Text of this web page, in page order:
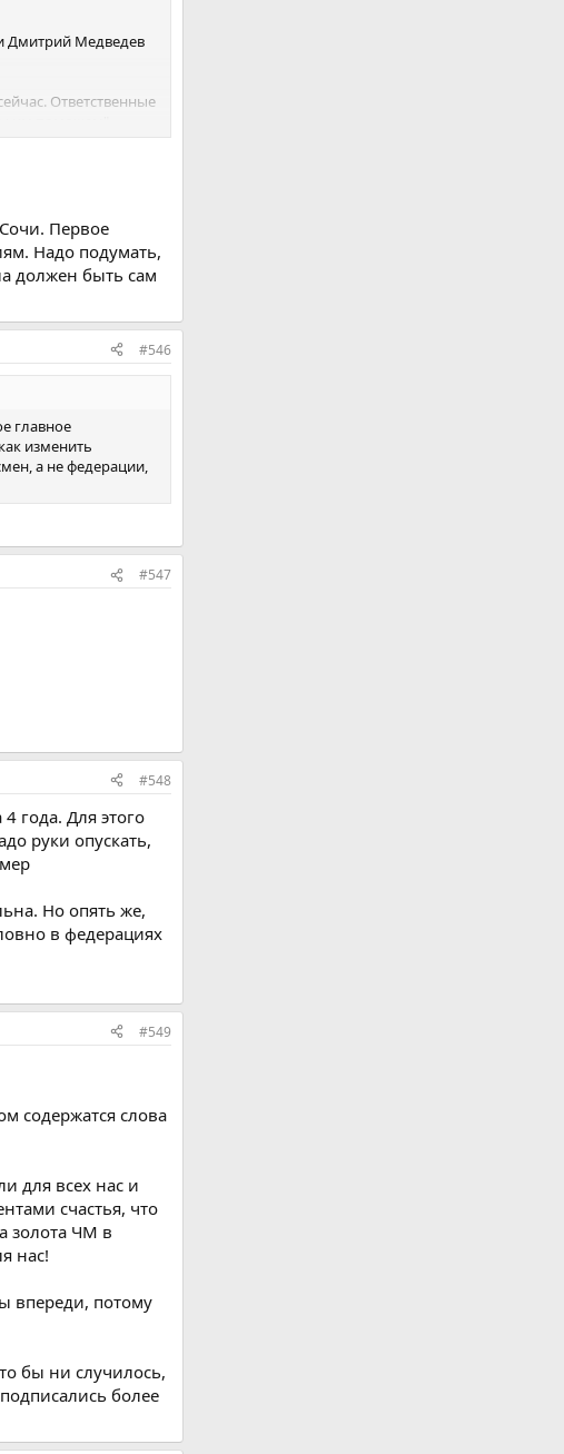
Дмитрий Медведев
Ответственные
им поможем", —
Первое
Надо подумать,
должен быть сам
#546
главное
изменить
а не федерации,
#547
#548
года. Для этого
руки опускать,
Но опять же,
в федерациях
#549
содержатся слова
для всех нас и
счастья, что
золота ЧМ в
нас!
впереди, потому
бы ни случилось,
более